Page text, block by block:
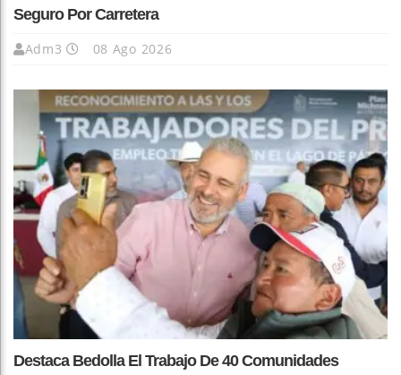
Seguro Por Carretera
Adm3 08 Ago 2026
Destaca Bedolla El Trabajo De 40 Comunidades